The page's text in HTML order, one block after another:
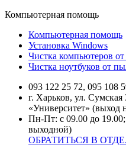
Компьютерная помощь
Компьютерная помощь
Установка Windows
Чистка компьютеров
Чистка ноутбуков от
093 122 25 72, 095 108
г. Харьков, ул.
«Университет» (выход
Пн-Пт: с 09.00 до
выходной)
ОБРАТИТЬСЯ В